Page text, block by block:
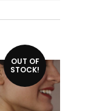
OUT OF
STOCK!
Ce produit a plusieurs variations. Les options peuvent être choisies sur la page du produit